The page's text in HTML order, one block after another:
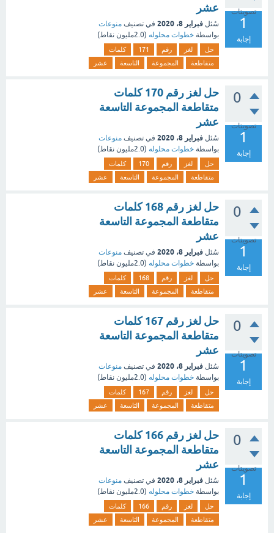
تصويتات
1
إجابة
عشر
سُئل فبراير 8، 2020 في تصنيف منوعات
بواسطة خطوات محلوله (2.0مليون نقاط)
حل لغز رقم 171
كلمات
متقاطعة
المجموعة التاسعة عشر
0
تصويتات
1
إجابة
حل لغز رقم 170 كلمات
متقاطعة المجموعة التاسعة
عشر
سُئل فبراير 8، 2020 في تصنيف منوعات
بواسطة خطوات محلوله (2.0مليون نقاط)
حل لغز رقم 170
كلمات
متقاطعة
المجموعة التاسعة عشر
0
تصويتات
1
إجابة
حل لغز رقم 168 كلمات
متقاطعة المجموعة التاسعة
عشر
سُئل فبراير 8، 2020 في تصنيف منوعات
بواسطة خطوات محلوله (2.0مليون نقاط)
حل لغز رقم 168
كلمات
متقاطعة
المجموعة التاسعة عشر
0
تصويتات
1
إجابة
حل لغز رقم 167 كلمات
متقاطعة المجموعة التاسعة
عشر
سُئل فبراير 8، 2020 في تصنيف منوعات
بواسطة خطوات محلوله (2.0مليون نقاط)
حل لغز رقم 167
كلمات
متقاطعة
المجموعة التاسعة عشر
0
تصويتات
1
إجابة
حل لغز رقم 166 كلمات
متقاطعة المجموعة التاسعة
عشر
سُئل فبراير 8، 2020 في تصنيف منوعات
بواسطة خطوات محلوله (2.0مليون نقاط)
حل لغز رقم 166
كلمات
متقاطعة
المجموعة التاسعة عشر